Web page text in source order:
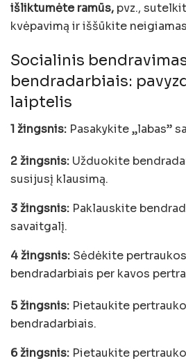
išliktumėte ramūs, pvz.,
kvėpavimą ir iššūkite
Socialinis
bendradarbiais:
laiptelis
1 žingsnis: Pasakykite „labas”
2 žingsnis: Užduokite
susijusį klausimą.
3 žingsnis: Paklauskite
savaitgalį.
4 žingsnis: Sėdėkite
bendradarbiais per kavos
5 žingsnis: Pietaukite
bendradarbiais.
6 žingsnis: Pietaukite